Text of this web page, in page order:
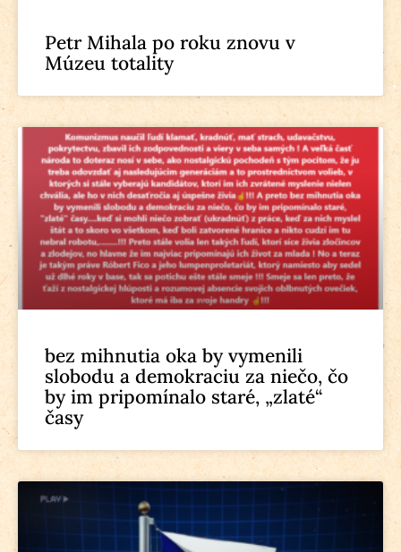
Petr Mihala po roku znovu v
Múzeu totality
bez mihnutia oka by vymenili
slobodu a demokraciu za niečo, čo
by im pripomínalo staré, „zlaté“
časy